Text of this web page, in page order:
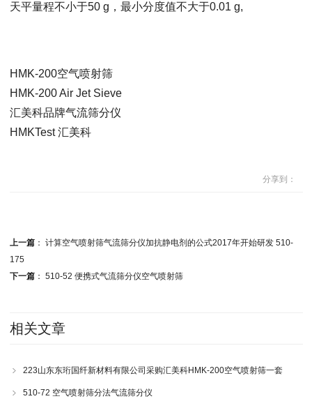
天平量程不小于50 g，最小分度值不大于0.01 g,
HMK-200空气喷射筛
HMK-200 Air Jet Sieve
汇美科品牌气流筛分仪
HMKTest 汇美科
分享到：
上一篇： 计算空气喷射筛气流筛分仪加抗静电剂的公式2017年开始研发 510-
175
下一篇： 510-52 便携式气流筛分仪空气喷射筛
相关文章
223山东东珩国纤新材料有限公司采购汇美科HMK-200空气喷射筛一套
510-72 空气喷射筛分法气流筛分仪